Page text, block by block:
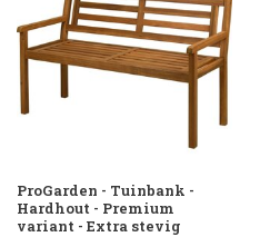
ProGarden - Tuinbank -
Hardhout - Premium
variant - Extra stevig